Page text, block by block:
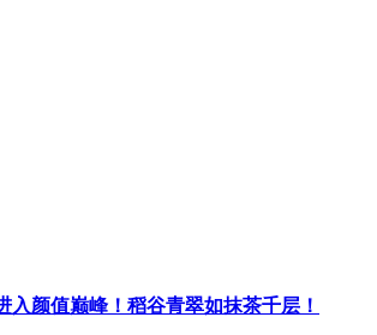
入颜值巅峰！稻谷青翠如抹茶千层！